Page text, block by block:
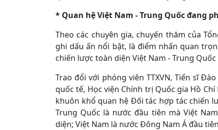
* Quan hệ Việt Nam - Trung Quốc đang
Theo các chuyên gia, chuyến thăm của
ghi dấu ấn nổi bật, là điểm nhấn quan
chiến lược toàn diện Việt Nam - Trung Quốc
Trao đổi với phóng viên TTXVN, Tiến sĩ
quốc tế, Học viện Chính trị Quốc gia Hồ
khuôn khổ quan hệ Đối tác hợp tác chiến
Trung Quốc là nước đầu tiên mà Việt
diện; Việt Nam là nước Đông Nam Á đầu